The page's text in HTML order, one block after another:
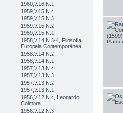
1960,V.16,N.1
1959,V.15,N.4
1959,V.15,N.3
1959,V.15,N.2
1959,V.15,N.1
1958,V.14,N.3-4, Filosofia
Europeia Contemporânea
1958,V.14,N.2
1958,V.14,N.1
1957,V.13,N.4
1957,V.13,N.3
1957,V.13,N.2
1957,V.13,N.1
1956,V.12,N.4, Leonardo
Coimbra
1956,V.12,N.3